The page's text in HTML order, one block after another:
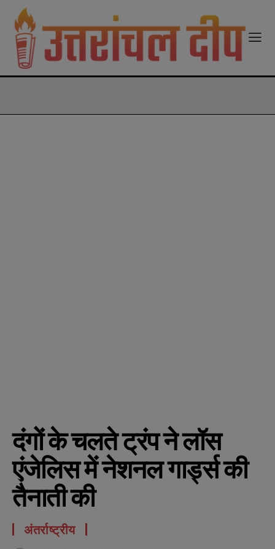
दंगों के चलते ट्रंप ने लॉस
एंजेलिस में नेशनल गार्ड्स की
तैनाती की
अंतर्राष्ट्रीय